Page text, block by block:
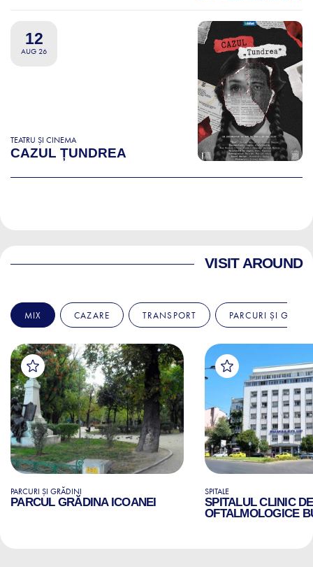
12
AUG 26
TEATRU ȘI CINEMA
CAZUL ȚUNDREA
VISIT AROUND
MIX CAZARE TRANSPORT PARCURI ȘI
PARCURI ȘI GRĂDINI
PARCUL GRĂDINA ICOANEI
SPITALE
SPITALUL CLINIC
OFTALMOLOGICE